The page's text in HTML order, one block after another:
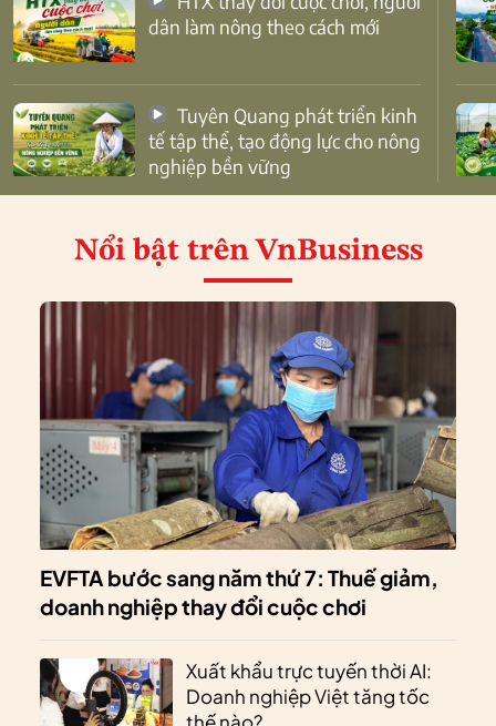
dân làm nông theo cách mới
tế tập thể, tạo động lực cho nông
nghiệp bền vững
Nổi bật trên VnBusiness
EVFTA bước sang năm thứ 7: Thuế giảm,
doanh nghiệp thay đổi cuộc chơi
Xuất khẩu trực tuyến thời AI:
Doanh nghiệp Việt tăng tốc